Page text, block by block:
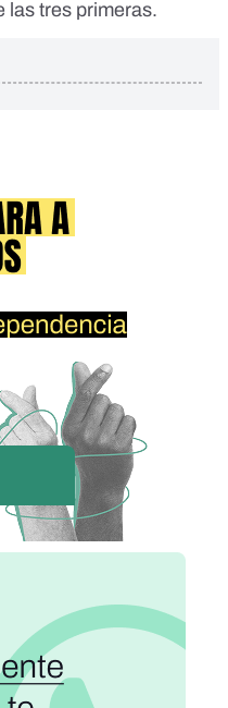
las tres primeras.